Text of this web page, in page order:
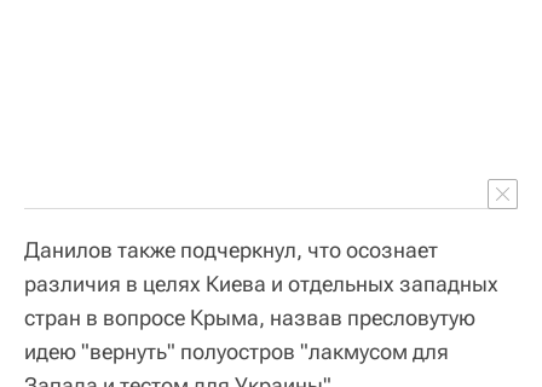
Данилов также подчеркнул, что осознает
различия в целях Киева и отдельных западных
стран в вопросе Крыма, назвав пресловутую
идею "вернуть" полуостров "лакмусом для